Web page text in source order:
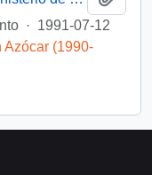
· 1991-07-12
Azócar (1990-